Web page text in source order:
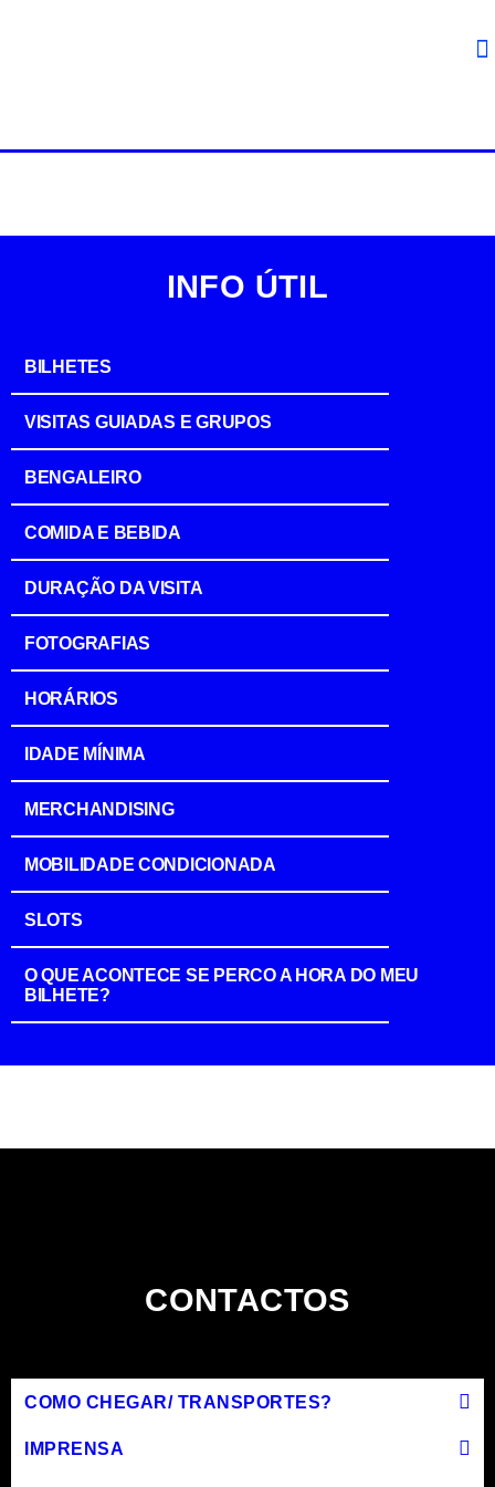
INFO ÚTIL
BILHETES
VISITAS GUIADAS E GRUPOS
BENGALEIRO
COMIDA E BEBIDA
DURAÇÃO DA VISITA
FOTOGRAFIAS
HORÁRIOS
IDADE MÍNIMA
MERCHANDISING
MOBILIDADE CONDICIONADA
SLOTS
O QUE ACONTECE SE PERCO A HORA DO MEU
BILHETE?
CONTACTOS
COMO CHEGAR/ TRANSPORTES?
IMPRENSA